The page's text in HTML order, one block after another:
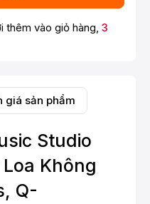
thêm vào giỏ hàng, 3
giá sản phẩm
Studio
Không
Q-